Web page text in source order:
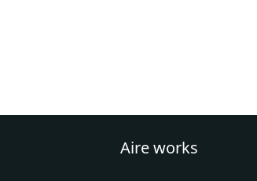
Aire works